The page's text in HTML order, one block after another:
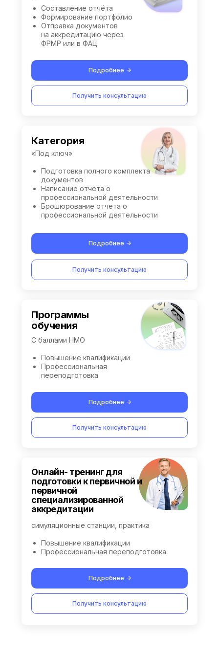
Категория
Подробнее ->
Получить консультацию
«Под ключ»
Подготовка полного комплекта
документов
Написание отчета о
профессиональной деятельности
Брошюрование отчета о
профессиональной деятельности
Подробнее ->
Получить консультацию
Составление отчёта
Формирование портфолио
Отправка документов
на аккредитацию через
ФРМР или в ФАЦ
Подробнее ->
Онлайн- тренинг для
подготовки к первичной и
первичной
специализированной
аккредитации
Получить консультацию
симуляционные станции, практика
Повышение квалификации
Профессиональная переподготовка
Программы
обучения
Подробнее ->
Получить консультацию
С баллами НМО
Повышение квалификации
Профессиональная
переподготовка